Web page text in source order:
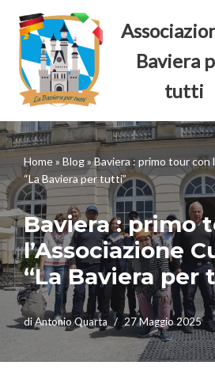
Vai
contenuto
Baviera
tutti
Home» Blog»Baviera : primo tour con
“La Baviera per tutti”
Baviera : primo
l’Associazione
“La Baviera per
diAntonio Quarta 27 Maggio 2025